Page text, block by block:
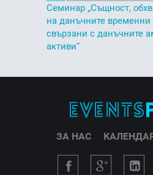
Семинар „Същност,
на данъчните временни
свързани с данъчните
активи“
ЗА НАС